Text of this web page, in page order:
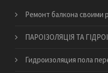
Ремонт балкона своими
ПАРОІЗОЛЯЦІЯ ТА
Гидроизоляция пола